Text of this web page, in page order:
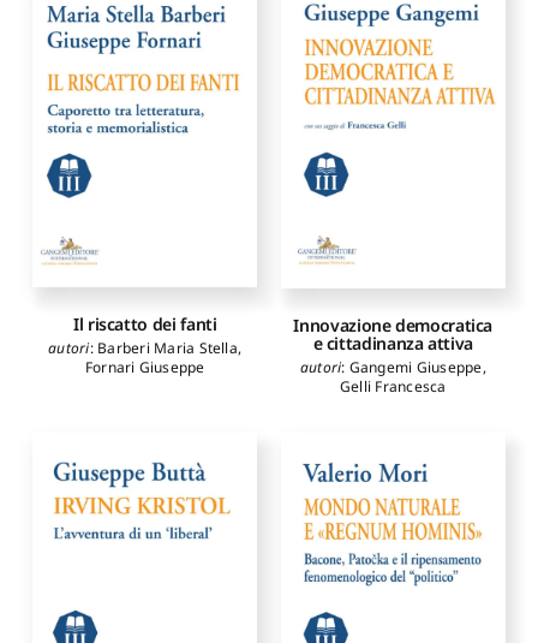
Il riscatto dei fanti
autori: Barberi Maria Stella,
Fornari Giuseppe
Innovazione democratica
e cittadinanza attiva
autori: Gangemi Giuseppe,
Gelli Francesca